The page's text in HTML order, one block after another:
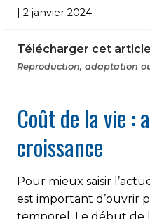
| 2 janvier 2024
Télécharger cet article
Reproduction, adaptation
Coût de la vie :
croissance
Pour mieux saisir
est important d’ouvrir